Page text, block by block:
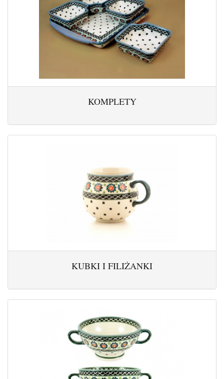
KOMPLETY
KUBKI I FILIŻANKI